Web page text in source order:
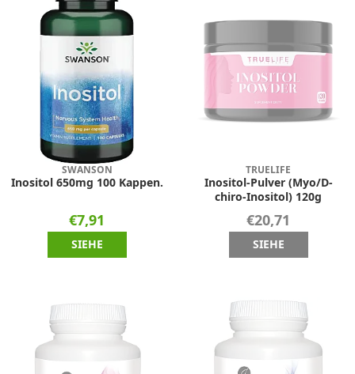
SWANSON
Inositol 650mg 100 Kappen.
€7,91
SIEHE
TRUELIFE
Inositol-Pulver (Myo/D-
chiro-Inositol) 120g
€20,71
SIEHE